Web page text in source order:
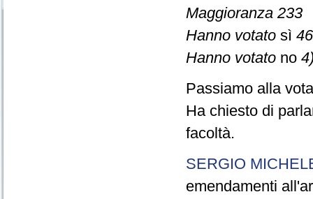
Maggioranza 233
Hanno votato sì
Hanno votato no
Passiamo alla
Ha chiesto di
facoltà.
SERGIO
emendamenti